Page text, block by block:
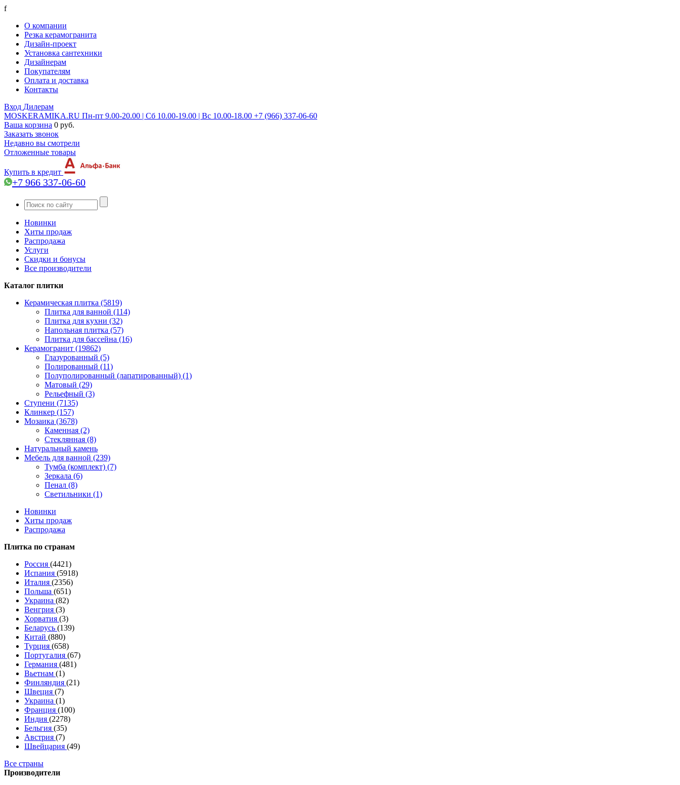
f
О компании
Резка керамогранита
Дизайн-проект
Установка сантехники
Дизайнерам
Покупателям
Оплата и доставка
Контакты
Вход Дилерам
MOSKERAMIKA.RU Пн-пт 9.00-20.00 | Сб 10.00-19.00 | Вс 10.00-18.00 +7 (966) 337-06-60
Ваша корзина 0 руб.
Заказать звонок
Недавно вы смотрели
Отложенные товары
Купить в кредит
+7 966 337-06-60
Новинки
Хиты продаж
Распродажа
Услуги
Скидки и бонусы
Все производители
Каталог плитки
Керамическая плитка (5819)
Плитка для ванной (114)
Плитка для кухни (32)
Напольная плитка (57)
Плитка для бассейна (16)
Керамогранит (19862)
Глазурованный (5)
Полированный (11)
Полуполированный (лапатированный) (1)
Матовый (29)
Рельефный (3)
Ступени (7135)
Клинкер (157)
Мозаика (3678)
Каменная (2)
Стеклянная (8)
Натуральный камень
Мебель для ванной (239)
Тумба (комплект) (7)
Зеркала (6)
Пенал (8)
Светильники (1)
Новинки
Хиты продаж
Распродажа
Плитка по странам
Россия (4421)
Испания (5918)
Италия (2356)
Польша (651)
Украина (82)
Венгрия (3)
Хорватия (3)
Беларусь (139)
Китай (880)
Турция (658)
Португалия (67)
Германия (481)
Вьетнам (1)
Финляндия (21)
Швеция (7)
Украина (1)
Франция (100)
Индия (2278)
Бельгия (35)
Австрия (7)
Швейцария (49)
Все страны
Производители